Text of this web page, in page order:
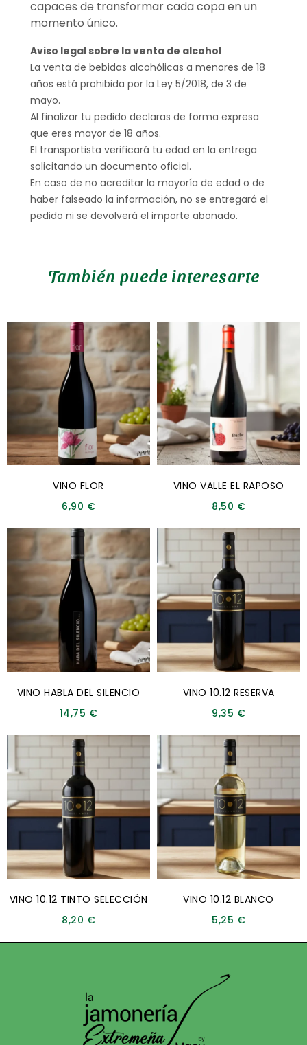
capaces de transformar cada copa en un
momento único.
Aviso legal sobre la venta de alcohol
La venta de bebidas alcohólicas a menores de 18
años está prohibida por la Ley 5/2018, de 3 de
mayo.
Al finalizar tu pedido declaras de forma expresa
que eres mayor de 18 años.
El transportista verificará tu edad en la entrega
solicitando un documento oficial.
En caso de no acreditar la mayoría de edad o de
haber falseado la información, no se entregará el
pedido ni se devolverá el importe abonado.
También puede interesarte
VINO FLOR
6,90 €
VINO VALLE EL RAPOSO
8,50 €
VINO HABLA DEL SILENCIO
14,75 €
VINO 10.12 RESERVA
9,35 €
VINO 10.12 TINTO SELECCIÓN
8,20 €
VINO 10.12 BLANCO
5,25 €